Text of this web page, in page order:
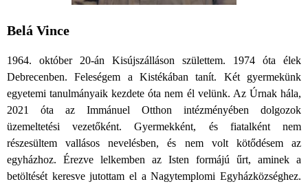
Belá Vince
1964. október 20-án Kisújszálláson születtem. 1974 óta élek
Debrecenben. Feleségem a Kistékában tanít. Két gyermekünk
egyetemi tanulmányaik kezdete óta nem él velünk. Az Úrnak hála,
2021 óta az Immánuel Otthon intézményében dolgozok
üzemeltetési vezetőként. Gyermekként, és fiatalként nem
részesültem vallásos nevelésben, és nem volt kötődésem az
egyházhoz. Érezve lelkemben az Isten formájú űrt, aminek a
betöltését keresve jutottam el a Nagytemplomi Egyházközséghez.